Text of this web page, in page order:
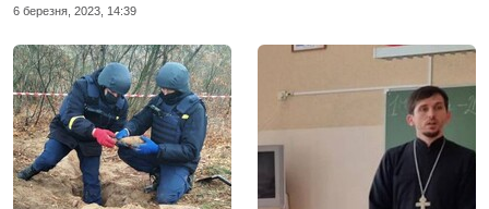
6 березня, 2023, 14:39